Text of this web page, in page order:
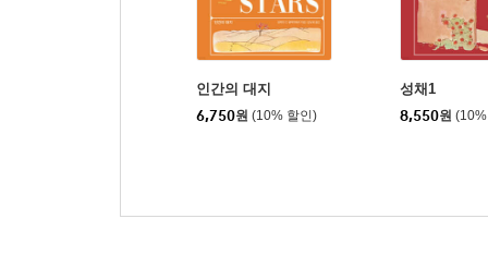
인간의 대지
6,750원 (10% 할인)
성채1
8,550원